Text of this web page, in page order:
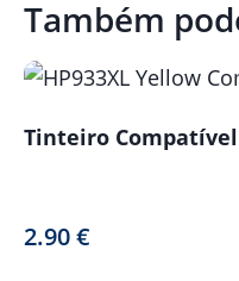
Também
Tinteiro Compatível
2.90€